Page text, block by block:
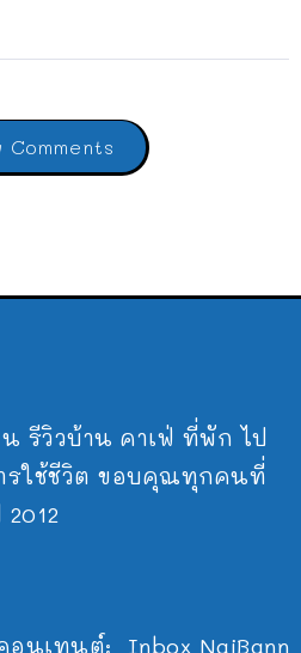
Comments
รีวิวบ้าน คาเฟ่ ที่พัก ไป
รใช้ชีวิต ขอบคุณทุกคนที่
อนเทนต์: Inbox NaiBann